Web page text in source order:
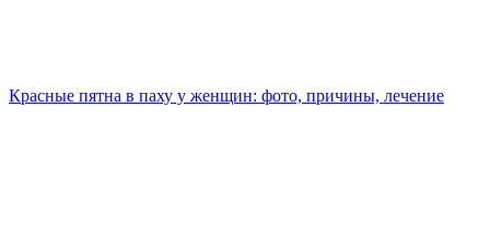
Красные пятна в паху у женщин: фото, причины, лечение